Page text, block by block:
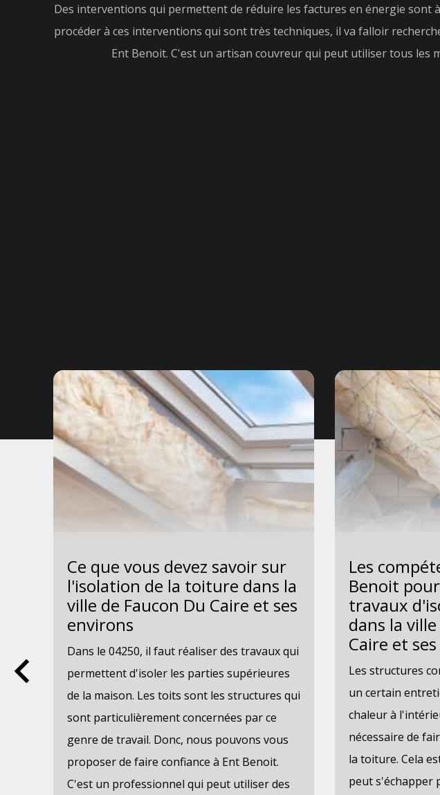
Des interventions qui permettent de réduire les factures en énergie sont
procéder à ces interventions qui sont très techniques, il va falloir
Ent Benoit. C'est un artisan couvreur qui peut utiliser tous
Ce que vous devez savoir sur
l'isolation de la toiture dans la
ville de Faucon Du Caire et ses
environs
Dans le 04250, il faut réaliser des travaux qui
permettent d'isoler les parties supérieures
de la maison. Les toits sont les structures qui
sont particulièrement concernées par ce
genre de travail. Donc, nous pouvons vous
proposer de faire confiance à Ent Benoit.
C'est un professionnel qui peut utiliser des
Les
Benoit
travaux
dans la
Caire et
Les structures
un certain
chaleur à
nécessaire de
la toiture. Cela
peut s'échapper